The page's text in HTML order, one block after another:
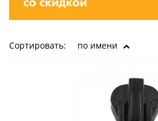
Сортировать: по имени